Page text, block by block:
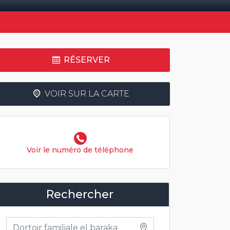
RÉSERVER
VOIR SUR LA CARTE
Voir le numéro de téléphone
Rechercher